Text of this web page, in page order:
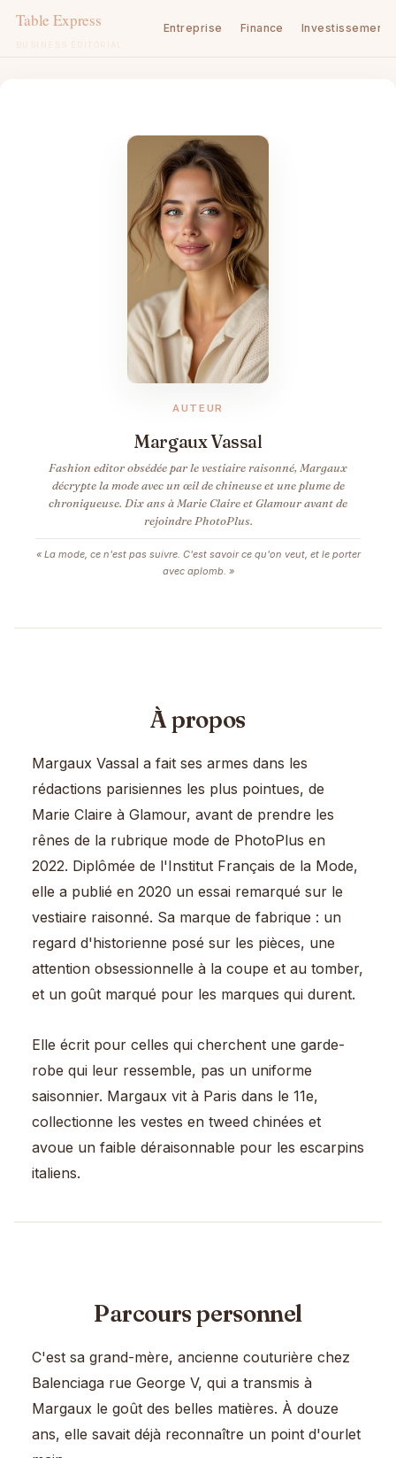
Entreprise Finance Investissement
AUTEUR
Margaux Vassal
Fashion editor obsédée par le vestiaire raisonné, Margaux
décrypte la mode avec un œil de chineuse et une plume de
chroniqueuse. Dix ans à Marie Claire et Glamour avant de
rejoindre PhotoPlus.
« La mode, ce n'est pas suivre. C'est savoir ce qu'on veut, et le porter
avec aplomb. »
À propos
Margaux Vassal a fait ses armes dans les
rédactions parisiennes les plus pointues, de
Marie Claire à Glamour, avant de prendre les
rênes de la rubrique mode de PhotoPlus en
2022. Diplômée de l'Institut Français de la Mode,
elle a publié en 2020 un essai remarqué sur le
vestiaire raisonné. Sa marque de fabrique : un
regard d'historienne posé sur les pièces, une
attention obsessionnelle à la coupe et au tomber,
et un goût marqué pour les marques qui durent.
Elle écrit pour celles qui cherchent une garde-
robe qui leur ressemble, pas un uniforme
saisonnier. Margaux vit à Paris dans le 11e,
collectionne les vestes en tweed chinées et
avoue un faible déraisonnable pour les escarpins
italiens.
Parcours personnel
C'est sa grand-mère, ancienne couturière chez
Balenciaga rue George V, qui a transmis à
Margaux le goût des belles matières. À douze
ans, elle savait déjà reconnaître un point d'ourlet